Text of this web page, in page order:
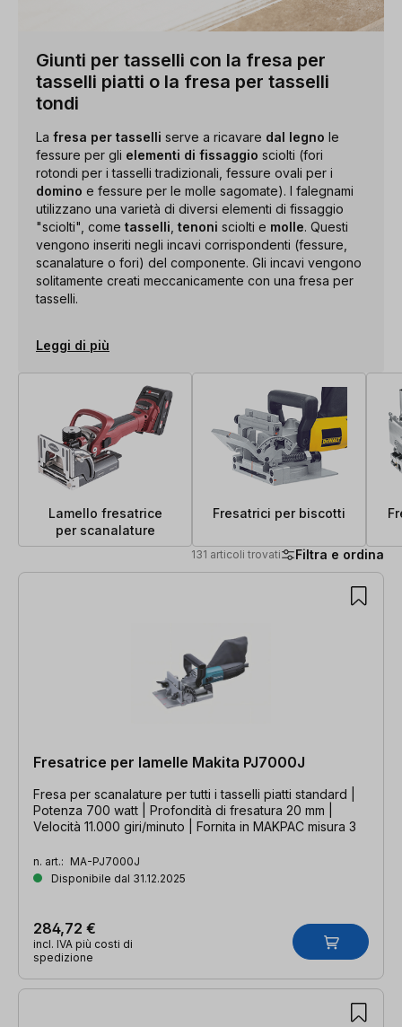
Giunti per tasselli con la fresa per
tasselli piatti o la fresa per tasselli
tondi
La fresa per tasselli serve a ricavare dal legno le
fessure per gli elementi di fissaggio sciolti (fori
rotondi per i tasselli tradizionali, fessure ovali per i
domino e fessure per le molle sagomate). I falegnami
utilizzano una varietà di diversi elementi di fissaggio
"sciolti", come tasselli tenoni sciolti e molle. Questi
vengono inseriti negli incavi corrispondenti (fessure,
scanalature o fori) del componente. Gli incavi vengono
solitamente creati meccanicamente con una fresa per
tasselli.
Leggi di più
Lamello fresatrice
per scanalature
Fresatrici per biscotti
131 articoli trovati Filtra e ordina
131 articoli trovati
Fresatrice per lamelle Makita PJ7000J
Fresa per scanalature per tutti i tasselli piatti standard |
Potenza 700 watt | Profondità di fresatura 20 mm |
Velocità 11.000 giri/minuto | Fornita in MAKPAC misura 3
n. art.: MA-PJ7000J
Disponibile dal 31.12.2025
284,72 €
incl. IVA più costi di
spedizione